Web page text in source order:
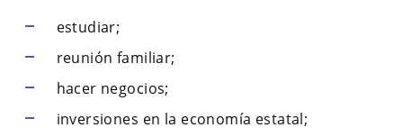
estudiar;
reunión familiar;
hacer negocios;
inversiones en la economía estatal;